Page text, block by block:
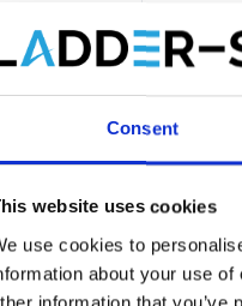
Consent
website uses cookies
use cookies to
about your use
Transport & stockage d'échafaudage
façade